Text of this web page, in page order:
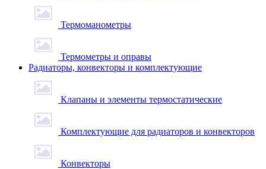
Термоманометры
Термометры и оправы
Радиаторы, конвекторы и комплектующие
Клапаны и элементы термостатические
Комплектующие для радиаторов и конвекторов
Конвекторы